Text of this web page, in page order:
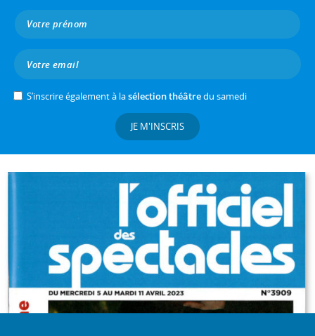
S’inscrire également à lasélection théâtredu samedi
JE M'INSCRIS